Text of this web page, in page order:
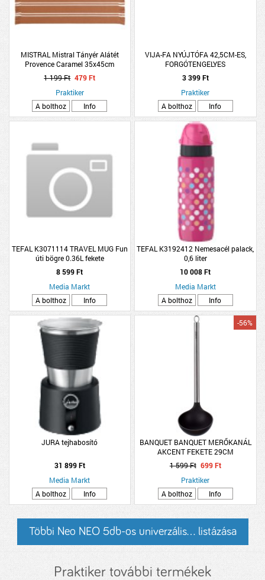
MISTRAL Mistral Tányér Alátét
Provence Caramel 35x45cm
1 199 Ft 479 Ft
Praktiker
A bolthoz
Info
VIJA-FA NYÚJTÓFA 42,5CM-ES,
FORGÓTENGELYES
3 399 Ft
Praktiker
A bolthoz
Info
TEFAL K3071114 TRAVEL MUG Fun
úti bögre 0.36L fekete
8 599 Ft
Media Markt
A bolthoz
Info
TEFAL K3192412 Nemesacél palack,
0,6 liter
10 008 Ft
Media Markt
A bolthoz
Info
JURA tejhabosító
31 899 Ft
Media Markt
A bolthoz
Info
BANQUET BANQUET MERŐKANÁL
AKCENT FEKETE 29CM
-56%
1 599 Ft 699 Ft
Praktiker
A bolthoz
Info
Többi Neo NEO 5db-os univerzális... listázása
Praktiker további termékek